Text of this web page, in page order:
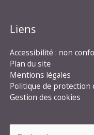
Liens
Accessibilité : non
Plan du site
Mentions légales
Politique de protection
Gestion des cookies